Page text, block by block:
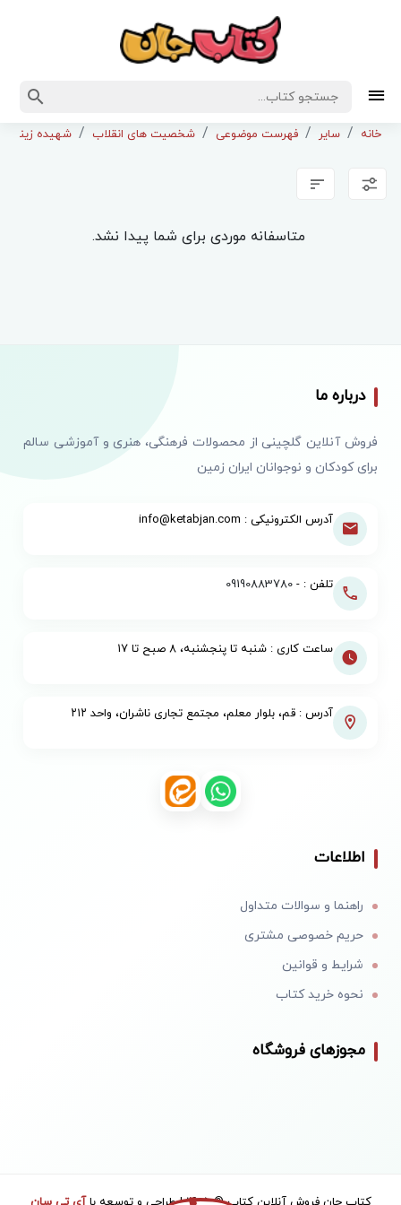
خانه سایر فهرست موضوعی شخصیت های انقلاب شهیده زینب
متاسفانه موردی برای شما پیدا نشد.
درباره ما
فروش آنلاین گلچینی از محصولات فرهنگی، هنری و آموزشی سالم
برای کودکان و نوجوانان ایران زمین
آدرس الکترونیکی : info@ketabjan.com
تلفن : -09190883780
ساعت کاری : شنبه تا پنجشنبه، ۸ صبح تا ۱۷
آدرس : قم، بلوار معلم، مجتمع تجاری ناشران، واحد ۲۱۲
اطلاعات
راهنما و سوالات متداول
حریم خصوصی مشتری
شرایط و قوانین
نحوه خرید کتاب
مجوزهای فروشگاه